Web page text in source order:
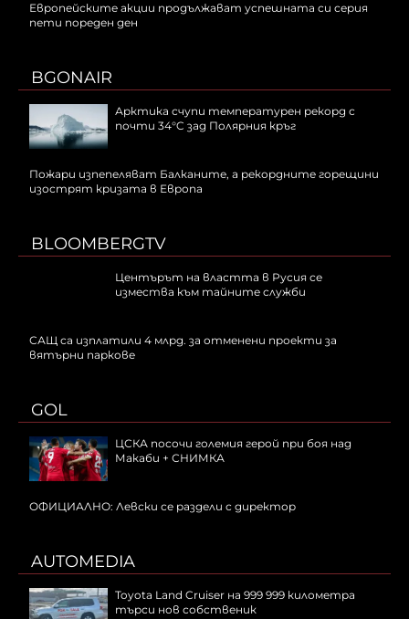
Европейските акции продължават успешната си серия
пети пореден ден
BGONAIR
Арктика счупи температурен рекорд с
почти 34°C зад Полярния кръг
Пожари изпепеляват Балканите, а рекордните горещини
изострят кризата в Европа
BLOOMBERGTV
Центърът на властта в Русия се
измества към тайните служби
САЩ са изплатили 4 млрд. за отменени проекти за
вятърни паркове
GOL
ЦСКА посочи големия герой при боя над
Макаби + СНИМКА
ОФИЦИАЛНО: Левски се раздели с директор
AUTOMEDIA
Toyota Land Cruiser на 999 999 километра
търси нов собственик